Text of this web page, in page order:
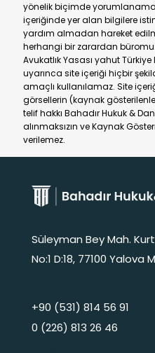
yönelik biçimde
içeriğinde yer alan bilgilere
yardım almadan hareket
herhangi bir zarardan
Avukatlık Yasası yahut
uyarınca site içeriği hiçbir
amaçlı kullanılamaz. Site
görsellerin (kaynak
telif hakkı Bahadır Hukuk &
alınmaksızın ve Kaynak
verilemez.
Süleyman Bey Mah.
No:1 D:18, 77100 Yalova
+90 (531) 814 56 91
0 (226) 813 26 46